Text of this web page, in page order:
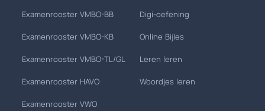
Examenrooster VMBO-BB
Examenrooster VMBO-KB
Examenrooster VMBO-TL/GL
Examenrooster HAVO
Examenrooster VWO
Digi-oefening
Online Bijles
Leren leren
Woordjes leren